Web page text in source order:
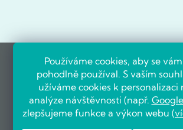
Používáme cookies, aby se
pohodlně používal. S vaším
užíváme cookies k personalizaci
analýze návštěvnosti (např. Google
zlepšujeme funkce a výkon webu (